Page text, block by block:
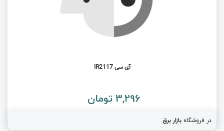
آی سی IR2117
3,296 تومان
در فروشگاه بازار برق